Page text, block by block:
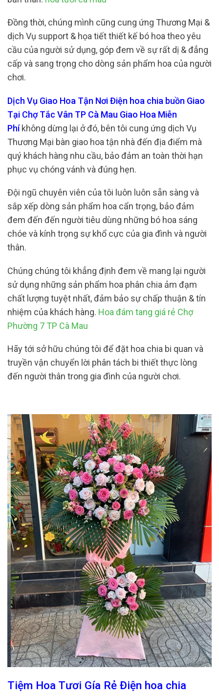
Đồng thời, chúng mình cũng cung ứng Thương Mại &
dịch Vụ support & họa tiết thiết kế bó hoa theo yêu
cầu của người sử dụng, góp đem về sự rất dị & đẳng
cấp và sang trọng cho dòng sản phẩm hoa của người
chơi.
Dịch Vụ Giao Hoa Tận Nơi Điện hoa chia buồn Giao
Tại Chợ Tắc Vân TP Cà Mau Giao Hoa Miễn
Phíkhông dừng lại ở đó, bên tôi cung ứng dịch Vụ
Thương Mại bàn giao hoa tận nhà đến địa điểm mà
quý khách hàng nhu cầu, bảo đảm an toàn thời hạn
phục vụ chóng vánh và đúng hẹn.
Đội ngũ chuyên viên của tôi luôn luôn sẵn sàng và
sắp xếp dòng sản phẩm hoa cẩn trọng, bảo đảm
đem đến đến người tiêu dùng những bó hoa sáng
chóe và kính trọng sự khổ cực của gia đình và người
thân.
Chúng chúng tôi khẳng định đem về mang lại người
sử dụng những sản phẩm hoa phân chia ảm đạm
chất lượng tuyệt nhất, đảm bảo sự chấp thuận & tín
nhiệm của khách hàng. Hoa đám tang giá rẻ Chợ
Phường 7 TP Cà Mau
Hãy tới sở hữu chúng tôi để đặt hoa chia bi quan và
truyền vận chuyển lời phân tách bi thiết thực lòng
đến người thân trong gia đình của người chơi.
Tiệm Hoa Tươi Gía Rẻ Điện hoa chia